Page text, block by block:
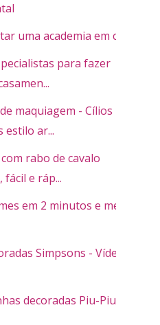
uma academia em casa
para fazer
maquiagem - Cílios
estilo ar...
rabo de cavalo
e ráp...
em 2 minutos e meio -
Simpsons - Vídeo
decoradas Piu-Piu -